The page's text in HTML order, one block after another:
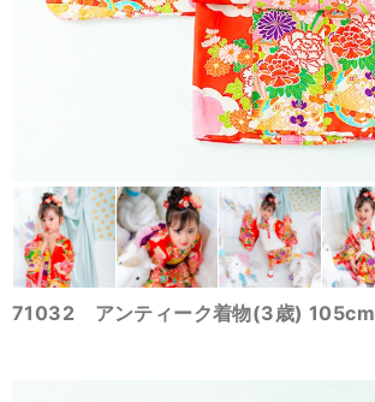
71032 アンティーク着物(3歳) 105cm